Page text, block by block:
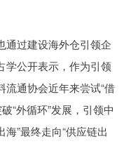
过建设海外仓引领企
学公开表示，作为引领
通协会近年来尝试“借
“外循环”发展，引领中
海”最终走向“供应链出